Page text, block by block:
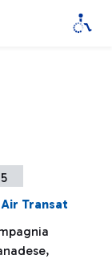
Transat